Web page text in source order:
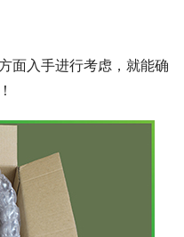
面入手进行考虑，就能确